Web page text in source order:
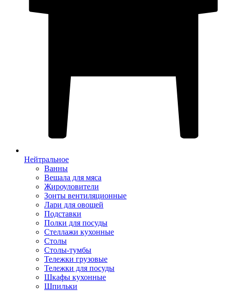
Нейтральное
Ванны
Вешала для мяса
Жироуловители
Зонты вентиляционные
Лари для овощей
Подставки
Полки для посуды
Стеллажи кухонные
Столы
Столы-тумбы
Тележки грузовые
Тележки для посуды
Шкафы кухонные
Шпильки